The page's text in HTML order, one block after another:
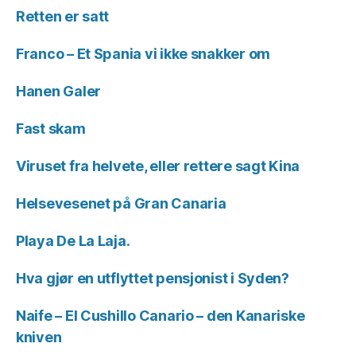
Retten er satt
Franco – Et Spania vi ikke snakker om
Hanen Galer
Fast skam
Viruset fra helvete, eller rettere sagt Kina
Helsevesenet på Gran Canaria
Playa De La Laja.
Hva gjør en utflyttet pensjonist i Syden?
Naife – El Cushillo Canario – den Kanariske
kniven